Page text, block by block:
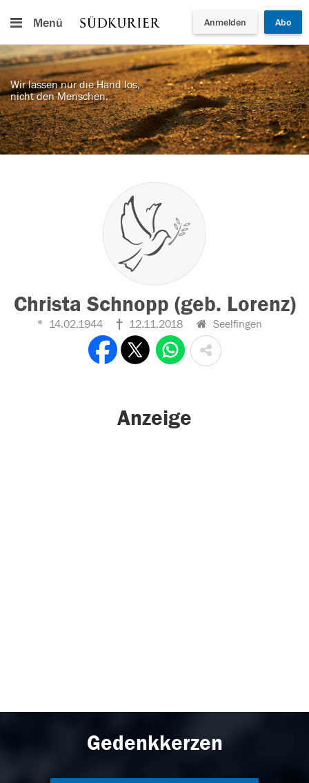
Menü Anmelden Abo
Wir lassen nur die Hand los,
nicht den Menschen.
Christa Schnopp (geb. Lorenz)
14.02.1944 12.11.2018 Seelfingen
Anzeige
Gedenkkerzen